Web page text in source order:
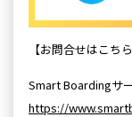
【お問合せはこちら
Smart Boardingサ
https://